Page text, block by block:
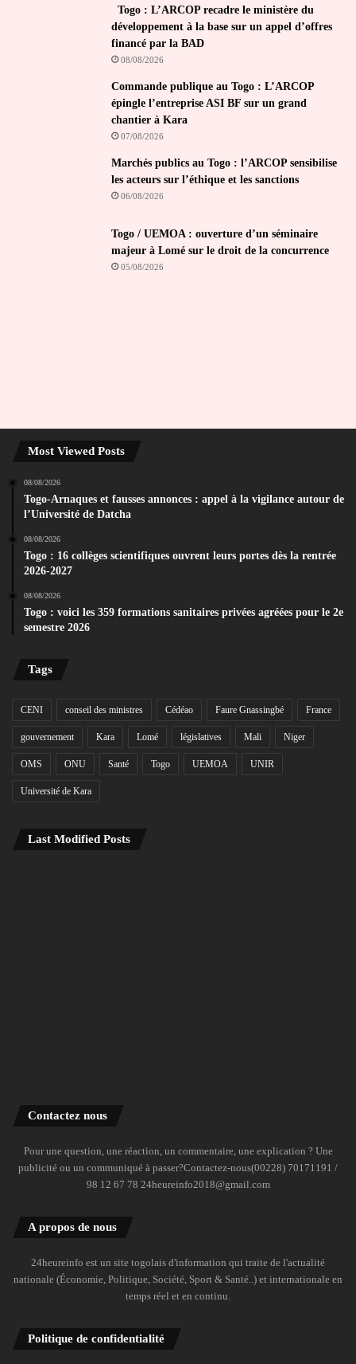
Togo : L’ARCOP recadre le ministère du
développement à la base sur un appel d’offres
financé par la BAD
08/08/2026
Commande publique au Togo : L’ARCOP
épingle l’entreprise ASI BF sur un grand
chantier à Kara
07/08/2026
Marchés publics au Togo : l’ARCOP sensibilise
les acteurs sur l’éthique et les sanctions
06/08/2026
Togo / UEMOA : ouverture d’un séminaire
majeur à Lomé sur le droit de la concurrence
05/08/2026
Most Viewed Posts
08/08/2026
Togo-Arnaques et fausses annonces : appel à la vigilance autour de
l’Université de Datcha
08/08/2026
Togo : 16 collèges scientifiques ouvrent leurs portes dès la rentrée
2026-2027
08/08/2026
Togo : voici les 359 formations sanitaires privées agréées pour le 2e
semestre 2026
Tags
CENI conseil des ministres Cédéao Faure Gnassingbé France
gouvernement Kara Lomé législatives Mali Niger
OMS ONU Santé Togo UEMOA UNIR
Université de Kara
Last Modified Posts
Contactez nous
Pour une question, une réaction, un commentaire, une explication ? Une
publicité ou un communiqué à passer?Contactez-nous(00228) 70171191 /
98 12 67 78 24heureinfo2018@gmail.com
A propos de nous
24heureinfo est un site togolais d'information qui traite de l'actualité
nationale (Économie, Politique, Société, Sport & Santé..) et internationale en
temps réel et en continu.
Politique de confidentialité